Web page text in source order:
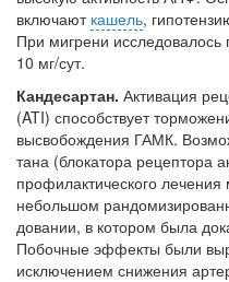
включают кашель,
При мигрени
10 мг/сут.
Кандесартан. Активация
(ATI) способствует
высвобождения ГАМК.
тана (блокатора рецептора
профилактического
небольшом
довании, в котором была
Побочные эффекты были
исключением сни­жения